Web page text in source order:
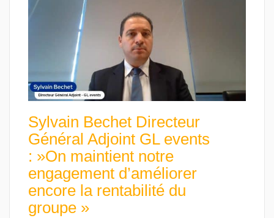
Sylvain Bechet Directeur
Général Adjoint GL events
: »On maintient notre
engagement d’améliorer
encore la rentabilité du
groupe »